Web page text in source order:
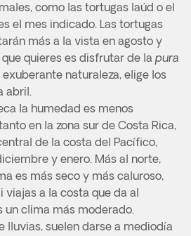
como las tortugas laúd o el
el mes indicado. Las tortugas
más a la vista en agosto y
quieres es disfrutar de la pura
naturaleza, elige los
abril.
la humedad es menos
en la zona sur de Costa Rica,
de la costa del Pacífico,
y enero. Más al norte,
es más seco y más caluroso,
viajas a la costa que da al
un clima más moderado.
lluvias, suelen darse a mediodía